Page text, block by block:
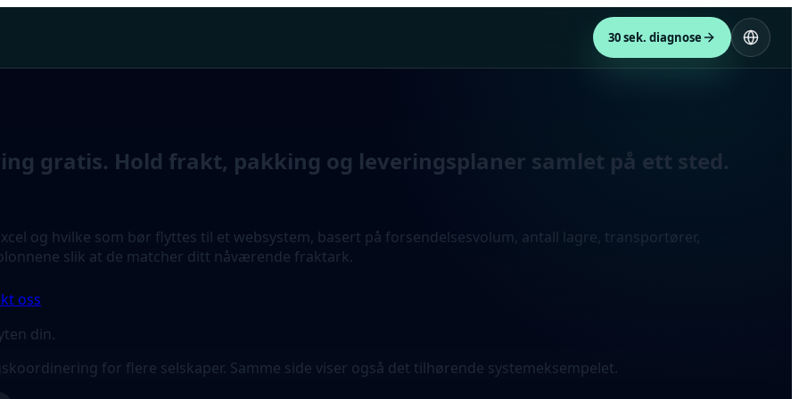
30 sek. diagnose
gratis. Hold frakt, pakking og leveringsplaner samlet på ett sted.
og hvilke som bør flyttes til et websystem, basert på forsendelsesvolum, antall lagre, transportører,
slik at de matcher ditt nåværende fraktark.
oss
din.
for flere selskaper. Samme side viser også det tilhørende systemeksempelet.